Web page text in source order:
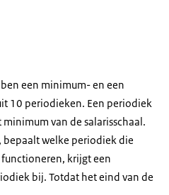
een minimum- en een
10 periodieken. Een periodiek
van de salarisschaal.
bepaalt welke periodiek die
krijgt een
bij. Totdat het eind van de